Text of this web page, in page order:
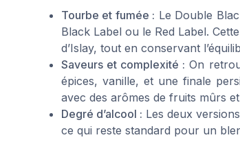
Tourbe et fumée : Le Double
Black Label ou le Red Label.
d’Islay, tout en conservant
Saveurs et complexité : On
épices, vanille, et une finale
avec des arômes de fruits mûrs
Degré d’alcool : Les deux
ce qui reste standard pour un